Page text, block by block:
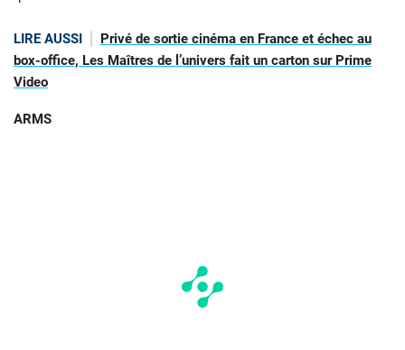
LIRE AUSSI
Privé de sortie cinéma en France et échec au
box-office, Les Maîtres de l’univers fait un carton sur Prime
Video
ARMS